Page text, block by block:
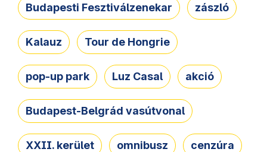
Budapesti Fesztiválzenekar zászló
Kalauz Tour de Hongrie
pop-up park Luz Casal akció
Budapest-Belgrád vasútvonal
XXII. kerület omnibusz cenzúra